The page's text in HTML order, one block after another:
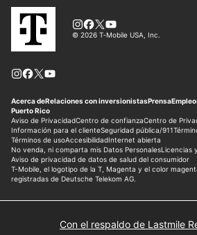
Con el respaldo de Lastmile